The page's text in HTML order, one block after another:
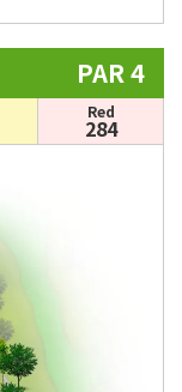
PAR 4
Red
284